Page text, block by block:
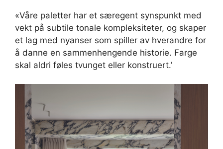
«Våre paletter har et særegent synspunkt med
vekt på subtile tonale kompleksiteter, og skaper
et lag med nyanser som spiller av hverandre for
å danne en sammenhengende historie. Farge
skal aldri føles tvunget eller konstruert.’